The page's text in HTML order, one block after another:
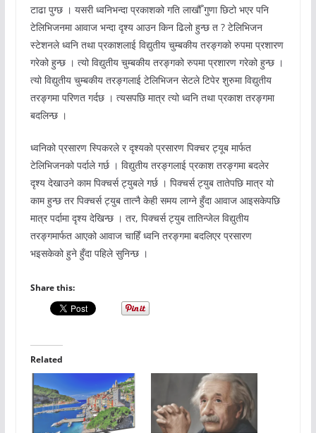
टाढा पुग्छ । यसरी ध्वनिभन्दा प्रकाशको गति लाखौँ गुणा छिटो भएर पनि
टेलिभिजनमा आवाज भन्दा दृश्य आउन किन ढिलो हुन्छ त ? टेलिभिजन
स्टेशनले ध्वनि तथा प्रकाशलाई विद्युतीय चुम्बकीय तरङ्गको रुपमा प्रशारण
गरेको हुन्छ । त्यो विद्युतीय चुम्बकीय तरङ्गको रुपमा प्रशारण गरेको हुन्छ ।
त्यो विद्युतीय चुम्बकीय तरङ्गलाई टेलिभिजन सेटले टिपेर शुरुमा विद्युतीय
तरङ्गमा परिणत गर्दछ । त्यसपछि मात्र त्यो ध्वनि तथा प्रकाश तरङ्गमा
बदलिन्छ ।
ध्वनिको प्रसारण स्पिकरले र दृश्यको प्रसारण पिक्चर ट्यूब मार्फत
टेलिभिजनको पर्दाले गर्छ । विद्युतीय तरङ्गलाई प्रकाश तरङ्गमा बदलेर
दृश्य देखाउने काम पिक्चर्स ट्युबले गर्छ । पिक्चर्स ट्युब तातेपछि मात्र यो
काम हुन्छ तर पिक्चर्स ट्युब तात्नै केही समय लाग्ने हुँदा आवाज आइसकेपछि
मात्र पर्दामा दृश्य देखिन्छ । तर, पिक्चर्स ट्युब तातिन्जेल विद्युतीय
तरङ्गमार्फत आएको आवाज चाहिँ ध्वनि तरङ्गमा बदलिएर प्रसारण
भइसकेको हुने हुँदा पहिले सुनिन्छ ।
Share this:
Related